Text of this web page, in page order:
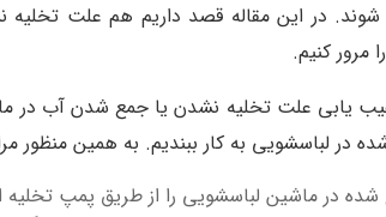
شوند. در این مقاله قصد داریم هم علت
مرور کنیم.
یابی علت تخلیه نشدن یا جمع شدن آب در
در لباسشویی به کار ببندیم. به همین منظور
در ماشین لباسشویی را از طریق پمپ تخلیه